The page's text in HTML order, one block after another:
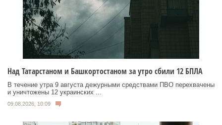
Над Татарстаном и Башкортостаном за утро сбили 12 БПЛА
В течение утра 9 августа дежурными средствами ПВО перехвачены
и уничтожены 12 украинских ...
09.08.2026, 10:09